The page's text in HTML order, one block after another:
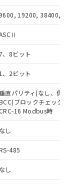
19200, 38400,
7、8ビット
1、2ビット
垂直パリティ(なし、偶
ブロックチェック
16 Modbus時
なし
485
なし